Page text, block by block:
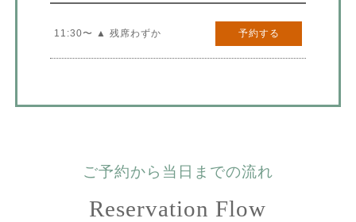
11:30〜 ▲ 残席わずか 予約する
ご予約から当日までの流れ
Reservation Flow